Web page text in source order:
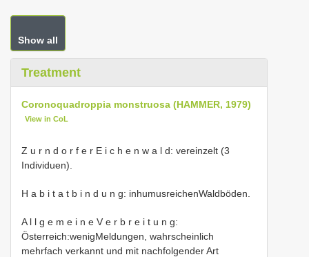
Show all
Treatment
Coronoquadroppia monstruosa (HAMMER, 1979)
View in CoL
Z u r n d o r f e r E i c h e n w a l d: vereinzelt (3
Individuen).
H a b i t a t b i n d u n g: inhumusreichenWaldböden.
A l l g e m e i n e V e r b r e i t u n g:
Österreich:wenigMeldungen, wahrscheinlich
mehrfach verkannt und mit nachfolgender Art